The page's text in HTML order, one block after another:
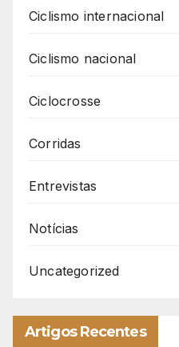
Ciclismo internacional
Ciclismo nacional
Ciclocrosse
Corridas
Entrevistas
Notícias
Uncategorized
Artigos Recentes